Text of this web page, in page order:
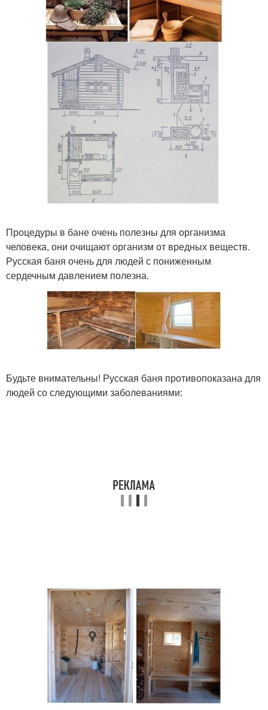
Процедуры в бане очень полезны для организма
человека, они очищают организм от вредных веществ.
Русская баня очень для людей с пониженным
сердечным давлением полезна.
Будьте внимательны! Русская баня противопоказана для
людей со следующими заболеваниями: